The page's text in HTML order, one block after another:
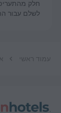
חלק מהתעריפים ניתן לשלם בכרטיס בנקאי בעת ביצוע הזמנה מקוונת. ניתן
לשלם עבור
עמוד ראשי